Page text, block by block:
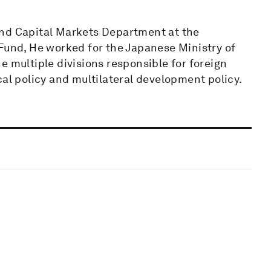
Capital Markets Department at the
He worked for the Japanese Ministry of
multiple divisions responsible for foreign
policy and multilateral development policy.